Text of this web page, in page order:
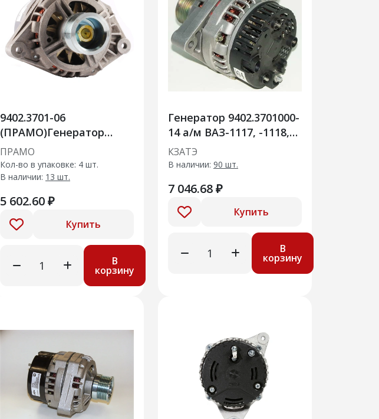
9402.3701-06
(ПРАМО)Генератор
двигателя ВАЗ 1117-
1119 100А
ПРАМО
Кол-во в упаковке: 4 шт.
В наличии: 13 шт.
5 602.60 ₽
Купить
В
корзину
Генератор 9402.3701000-
14 а/м ВАЗ-1117, -1118,
-1119 (Калина")115 АМ
КЗАТЭ
В наличии: 90 шт.
7 046.68 ₽
Купить
В
корзину